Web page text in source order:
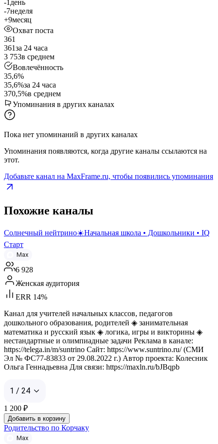
-1 день
-7неделя
+9месяц
Охват поста
361
361за 24 часа
3 753в среднем
Вовлечённость
35,6%
35,6%за 24 часа
370,5%в среднем
Упоминания в других каналах
Пока нет упоминаний в других каналах
Упоминания появляются, когда другие каналы ссылаются на
этот.
Добавьте канал на MaxFrame.ru, чтобы появились упоминания
Похожие каналы
Солнечный нейтрино☀️Начальная школа • Дошкольники • IQ
Старт
Max
6 928
Женская аудитория
ERR 14%
Канал для учителей начальных классов, педагогов
дошкольного образования, родителей ◈ занимательная
математика и русский язык ◈ логика, игры и викторины ◈
нестандартные и олимпиадные задачи Реклама в канале:
https://telega.in/m/suntrino Сайт: https://www.suntrino.ru/ (СМИ
Эл № ФС77-83833 от 29.08.2022 г.) Автор проекта: Колесник
Ольга Геннадьевна Для связи: https://maxln.ru/bJBqpb
1 / 24
1 200 ₽
Добавить в корзину
Родительство по Корчаку
Max